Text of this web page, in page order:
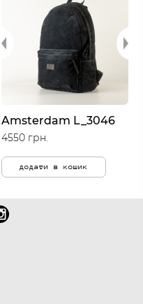
Amsterdam L_3046
4550 грн.
додати в кошик